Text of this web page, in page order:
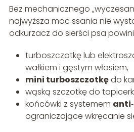
Bez mechanicznego
najwyższa moc ssania nie
odkurzacz do sierści psa
turboszczotkę lub
wałkiem i gęstym włosiem,
mini turboszczotkędo
wąską szczotkę do
końcówki z systemem
ograniczające wkręcanie